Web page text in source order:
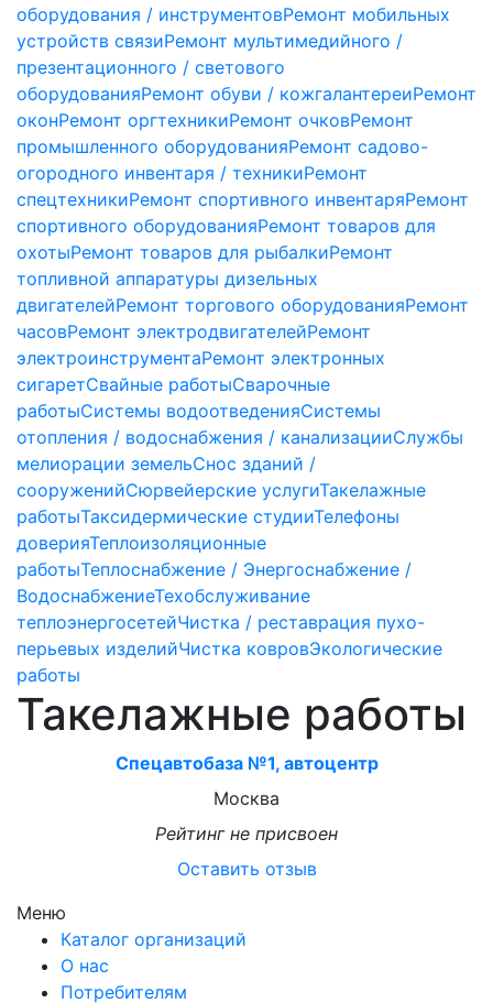
оборудования / инструментовРемонт мобильных
устройств связиРемонт мультимедийного /
презентационного / светового
оборудованияРемонт обуви / кожгалантереиРемонт
оконРемонт оргтехникиРемонт очковРемонт
промышленного оборудованияРемонт садово-
огородного инвентаря / техникиРемонт
спецтехникиРемонт спортивного инвентаряРемонт
спортивного оборудованияРемонт товаров для
охотыРемонт товаров для рыбалкиРемонт
топливной аппаратуры дизельных
двигателейРемонт торгового оборудованияРемонт
часовРемонт электродвигателейРемонт
электроинструментаРемонт электронных
сигаретСвайные работыСварочные
работыСистемы водоотведенияСистемы
отопления / водоснабжения / канализацииСлужбы
мелиорации земельСнос зданий /
сооруженийСюрвейерские услугиТакелажные
работыТаксидермические студииТелефоны
доверияТеплоизоляционные
работыТеплоснабжение / Энергоснабжение /
ВодоснабжениеТехобслуживание
теплоэнергосетейЧистка / реставрация пухо-
перьевых изделийЧистка ковровЭкологические
работы
Такелажные работы
Спецавтобаза №1, автоцентр
Москва
Рейтинг не присвоен
Оставить отзыв
Меню
Каталог организаций
О нас
Потребителям